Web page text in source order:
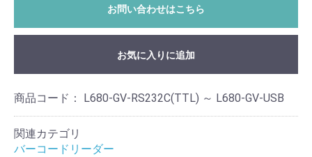
お問い合わせはこちら
お気に入りに追加
商品コード： L680-GV-RS232C(TTL) ～ L680-GV-USB
関連カテゴリ
バーコードリーダー